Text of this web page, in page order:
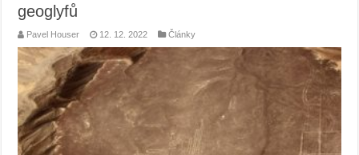
geoglyfů
Pavel Houser 12. 12. 2022 Články